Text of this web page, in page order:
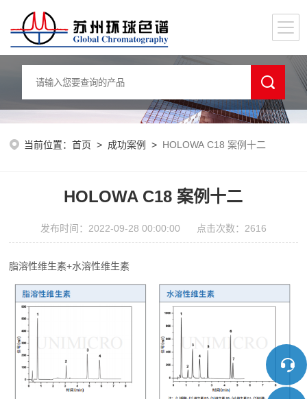
当前位置：首页 > 成功案例 > HOLOWA C18 案例十二
HOLOWA C18 案例十二
发布时间：2022-09-28 00:00:00 点击次数：2616
脂溶性维生素+水溶性维生素